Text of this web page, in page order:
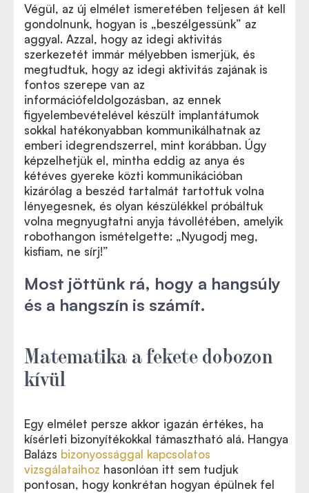
Végül, az új elmélet ismeretében teljesen át kell
gondolnunk, hogyan is „beszélgessünk” az
aggyal. Azzal, hogy az idegi aktivitás
szerkezetét immár mélyebben ismerjük, és
megtudtuk, hogy az idegi aktivitás zajának is
fontos szerepe van az
információfeldolgozásban, az ennek
figyelembevételével készült implantátumok
sokkal hatékonyabban kommunikálhatnak az
emberi idegrendszerrel, mint korábban. Úgy
képzelhetjük el, mintha eddig az anya és
kétéves gyereke közti kommunikációban
kizárólag a beszéd tartalmát tartottuk volna
lényegesnek, és olyan készülékkel próbáltuk
volna megnyugtatni anyja távollétében, amelyik
robothangon ismételgette: „Nyugodj meg,
kisfiam, ne sírj!”
Most jöttünk rá, hogy a hangsúly
és a hangszín is számít.
Matematika a fekete dobozon
kívül
Egy elmélet persze akkor igazán értékes, ha
kísérleti bizonyítékokkal támasztható alá. Hangya
Balázs bizonyossággal kapcsolatos
vizsgálataihoz hasonlóan itt sem tudjuk
pontosan, hogy konkrétan hogyan épülnek fel